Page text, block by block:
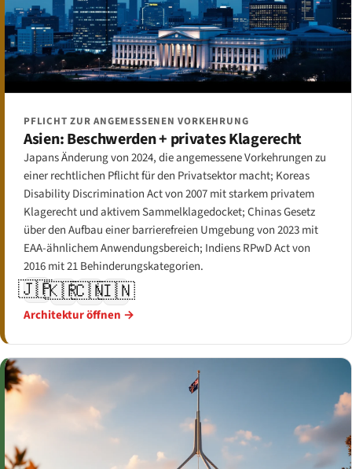
PFLICHT ZUR ANGEMESSENEN VORKEHRUNG
Asien: Beschwerden + privates Klagerecht
Japans Änderung von 2024, die angemessene Vorkehrungen zu
einer rechtlichen Pflicht für den Privatsektor macht; Koreas
Disability Discrimination Act von 2007 mit starkem privatem
Klagerecht und aktivem Sammelklagedocket; Chinas Gesetz
über den Aufbau einer barrierefreien Umgebung von 2023 mit
EAA-ähnlichem Anwendungsbereich; Indiens RPwD Act von
2016 mit 21 Behinderungskategorien.
🇯🇵🇰🇷🇨🇳🇮🇳
Architektur öffnen →